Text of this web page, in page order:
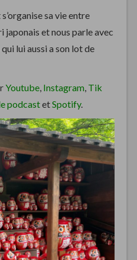
sa vie entre
japonais et nous parle avec
lui aussi a son lot de
Youtube Instagram Tik
podcastetSpotify.